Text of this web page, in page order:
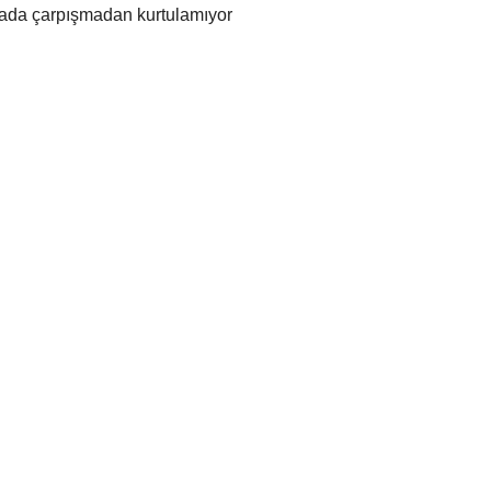
çarpışmadan kurtulamıyor